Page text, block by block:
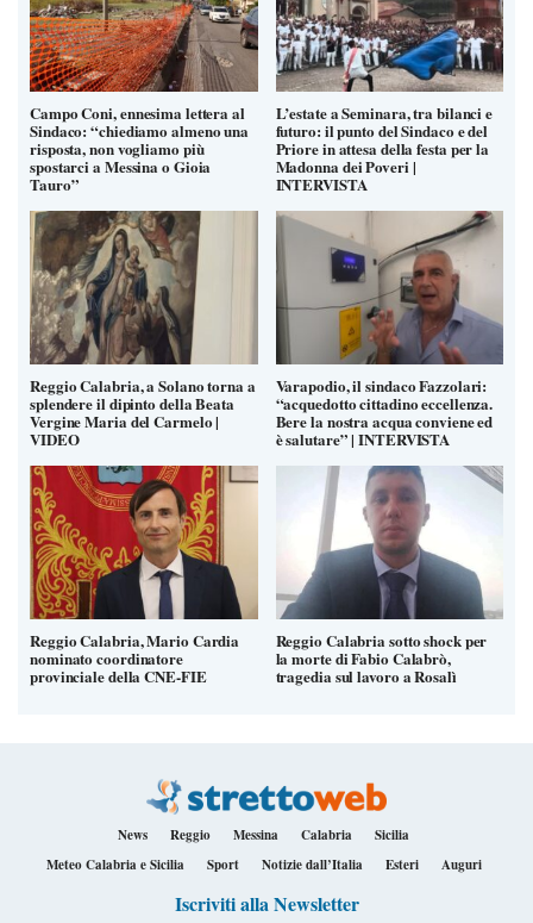
Campo Coni, ennesima lettera al
Sindaco: “chiediamo almeno una
risposta, non vogliamo più
spostarci a Messina o Gioia
Tauro”
L’estate a Seminara, tra bilanci e
futuro: il punto del Sindaco e del
Priore in attesa della festa per la
Madonna dei Poveri |
INTERVISTA
Reggio Calabria, a Solano torna a
splendere il dipinto della Beata
Vergine Maria del Carmelo |
VIDEO
Varapodio, il sindaco Fazzolari:
“acquedotto cittadino eccellenza.
Bere la nostra acqua conviene ed
è salutare” | INTERVISTA
Reggio Calabria, Mario Cardia
nominato coordinatore
provinciale della CNE-FIE
Reggio Calabria sotto shock per
la morte di Fabio Calabrò,
tragedia sul lavoro a Rosalì
News Reggio Messina Calabria
Sicilia
Meteo Calabria e Sicilia
Sport Notizie dall’Italia Esteri Auguri
Iscriviti alla Newsletter